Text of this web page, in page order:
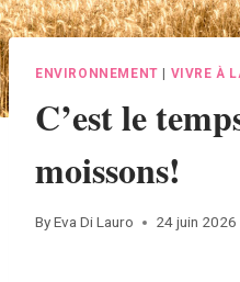
ENVIRONNEMENT | VIVRE À
C’est le
moissons!
ByEva Di Lauro 24 juin 2026